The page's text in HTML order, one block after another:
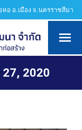
หอ อ.เมือง จ.นครราชสีมา
27, 2020